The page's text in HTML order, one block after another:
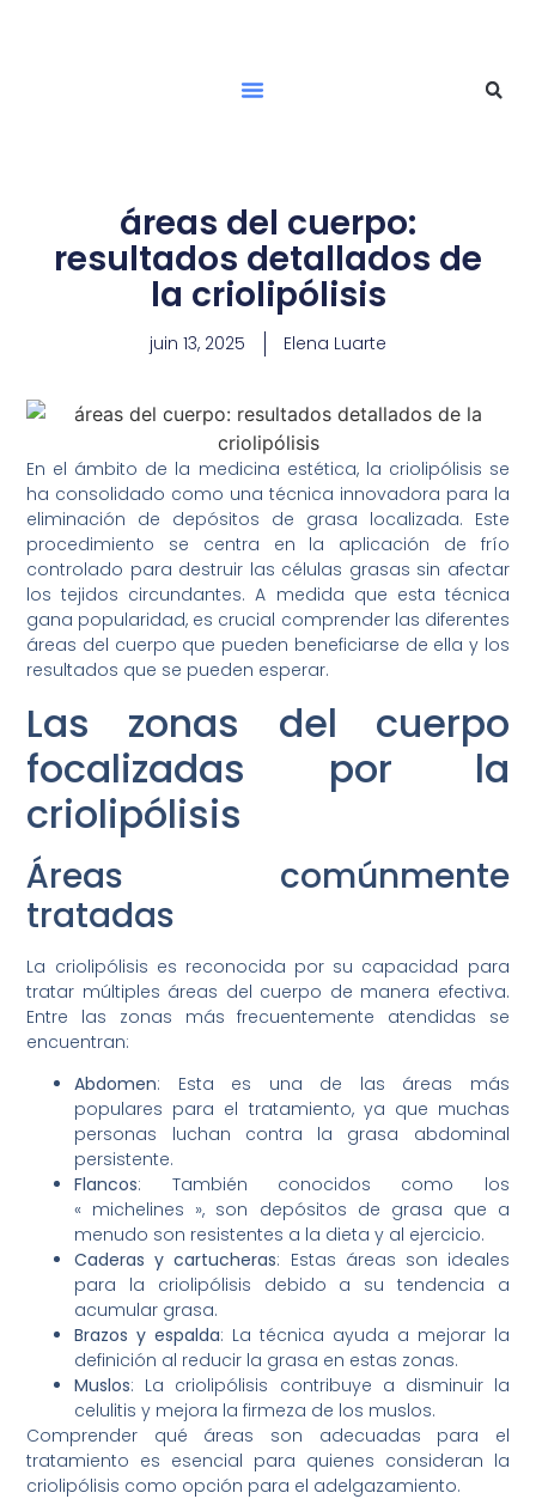
áreas del cuerpo:
resultados detallados de
la criolipólisis
juin 13, 2025 Elena Luarte
En el ámbito de la medicina estética, la criolipólisis se
ha consolidado como una técnica innovadora para la
eliminación de depósitos de grasa localizada. Este
procedimiento se centra en la aplicación de frío
controlado para destruir las células grasas sin afectar
los tejidos circundantes. A medida que esta técnica
gana popularidad, es crucial comprender las diferentes
áreas del cuerpo que pueden beneficiarse de ella y los
resultados que se pueden esperar.
Las zonas del cuerpo
focalizadas por la
criolipólisis
Áreas comúnmente
tratadas
La criolipólisis es reconocida por su capacidad para
tratar múltiples áreas del cuerpo de manera efectiva.
Entre las zonas más frecuentemente atendidas se
encuentran:
Abdomen: Esta es una de las áreas más
populares para el tratamiento, ya que muchas
personas luchan contra la grasa abdominal
persistente.
Flancos: También conocidos como los
« michelines », son depósitos de grasa que a
menudo son resistentes a la dieta y al ejercicio.
Caderas y cartucheras: Estas áreas son ideales
para la criolipólisis debido a su tendencia a
acumular grasa.
Brazos y espalda: La técnica ayuda a mejorar la
definición al reducir la grasa en estas zonas.
Muslos: La criolipólisis contribuye a disminuir la
celulitis y mejora la firmeza de los muslos.
Comprender qué áreas son adecuadas para el
tratamiento es esencial para quienes consideran la
criolipólisis como opción para el adelgazamiento.